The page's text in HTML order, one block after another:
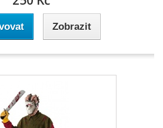
Zobrazit